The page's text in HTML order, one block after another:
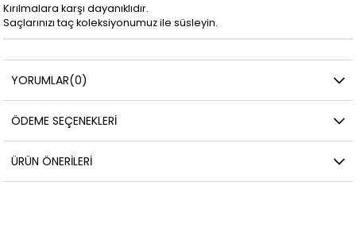
Kırılmalara karşı dayanıklıdır.
Saçlarınızı taç koleksiyonumuz ile süsleyin.
YORUMLAR(0)
ÖDEME SEÇENEKLERI
ÜRÜN ÖNERILERI